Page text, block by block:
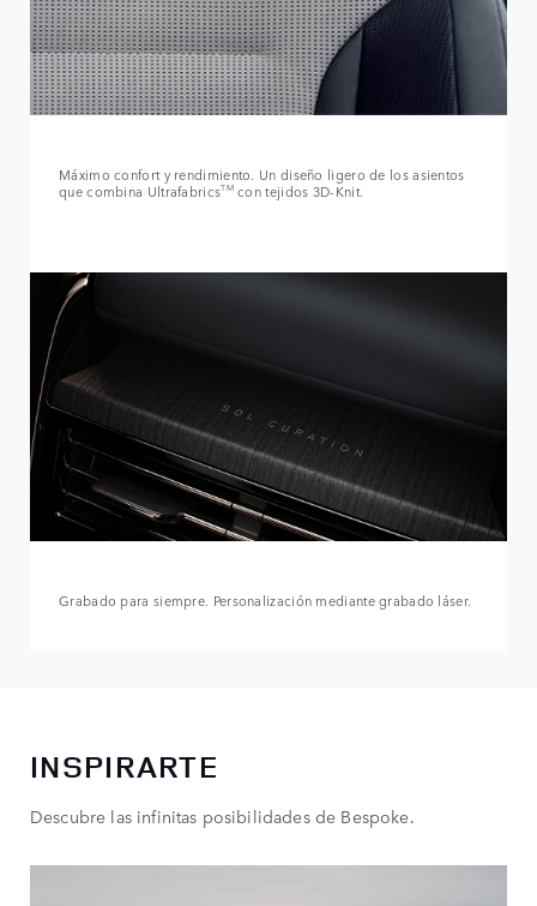
Máximo confort y rendimiento. Un diseño ligero de los asientos
que combina UltrafabricsTMcon tejidos 3D-Knit.
Grabado para siempre. Personalización mediante grabado láser.
INSPIRARTE
Descubre las infinitas posibilidades de Bespoke.